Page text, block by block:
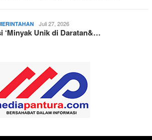
Juli 27, 2026
‘Minyak Unik di Daratan&…